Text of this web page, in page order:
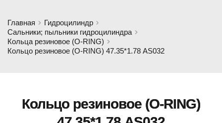
Главная
Гидроцилиндр
Сальники; пыльники гидроцилиндра
Кольца резиновое (O-RING)
Кольцо резиновое (O-RING) 47.35*1.78 AS032
Кольцо резиновое (O-RING)